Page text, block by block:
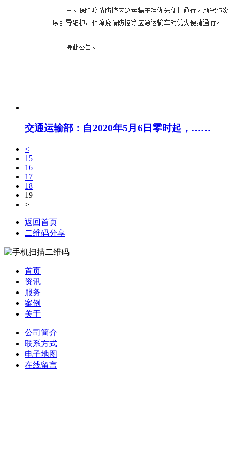
交通运输部：自2020年5月6日零时起，……
<
15
16
17
18
19
>
返回首页
二维码分享
首页
资讯
服务
案例
关于
公司简介
联系方式
电子地图
在线留言